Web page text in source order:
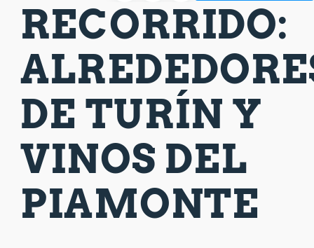
RECORRIDO:
DE TURÍN Y
VINOS DEL
PIAMONTE